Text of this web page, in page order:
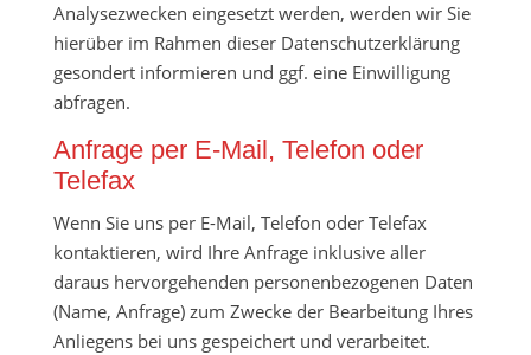
Analysezwecken eingesetzt werden, werden wir Sie
hierüber im Rahmen dieser Datenschutzerklärung
gesondert informieren und ggf. eine Einwilligung
abfragen.
Anfrage per E-Mail, Telefon oder
Telefax
Wenn Sie uns per E-Mail, Telefon oder Telefax
kontaktieren, wird Ihre Anfrage inklusive aller
daraus hervorgehenden personenbezogenen Daten
(Name, Anfrage) zum Zwecke der Bearbeitung Ihres
Anliegens bei uns gespeichert und verarbeitet.